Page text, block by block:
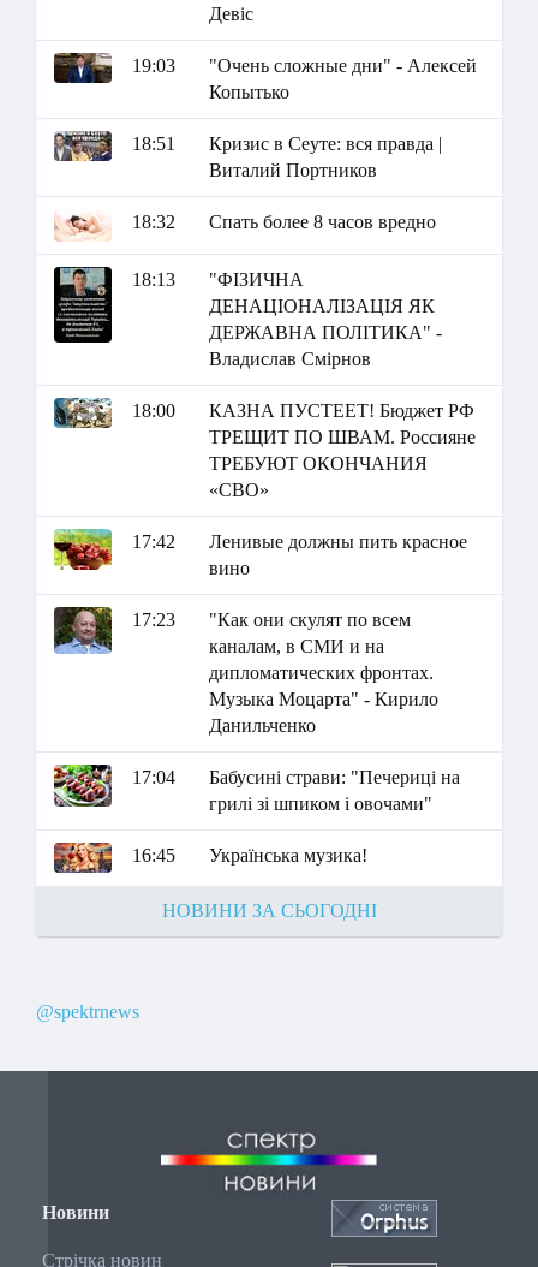
Девіс
19:03
"Очень сложные дни" - Алексей
Копытько
18:51
Кризис в Сеуте: вся правда |
Виталий Портников
18:32 Спать более 8 часов вредно
18:13
"ФІЗИЧНА
ДЕНАЦІОНАЛІЗАЦІЯ ЯК
ДЕРЖАВНА ПОЛІТИКА" -
Владислав Смірнов
18:00
КАЗНА ПУСТЕЕТ! Бюджет РФ
ТРЕЩИТ ПО ШВАМ. Россияне
ТРЕБУЮТ ОКОНЧАНИЯ
«СВО»
17:42
Ленивые должны пить красное
вино
17:23
"Как они скулят по всем
каналам, в СМИ и на
дипломатических фронтах.
Музыка Моцарта" - Кирило
Данильченко
17:04
Бабусині страви: "Печериці на
грилі зі шпиком і овочами"
16:45 Українська музика!
НОВИНИ ЗА СЬОГОДНІ
@spektrnews
Новини
Стрічка новин